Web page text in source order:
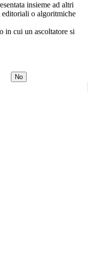
insieme ad altri
editoriali o algoritmiche
in cui un ascoltatore si
No